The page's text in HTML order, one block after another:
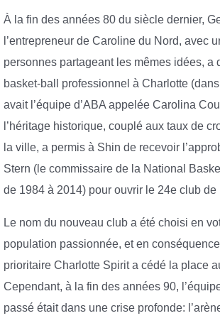
À la fin des années 80 du siècle dernier,
l’entrepreneur de Caroline du Nord, avec
personnes partageant les mêmes idées, a
basket-ball professionnel à Charlotte
avait l’équipe d’ABA appelée Carolina
l’héritage historique, couplé aux taux de
la ville, a permis à Shin de recevoir
Stern (le commissaire de la National
de 1984 à 2014) pour ouvrir le 24e club de
Le nom du nouveau club a été choisi en
population passionnée, et en
prioritaire Charlotte Spirit a cédé la place
Cependant, à la fin des années 90,
passé était dans une crise profonde: